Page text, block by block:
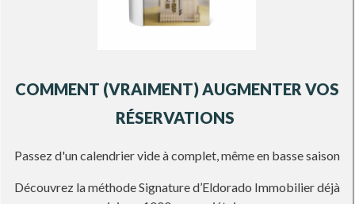
COMMENT (VRAIMENT) AUGMENTER VOS
RÉSERVATIONS
Passez d'un calendrier vide à complet, même en basse saison
Découvrez la méthode Signature d’Eldorado Immobilier déjà